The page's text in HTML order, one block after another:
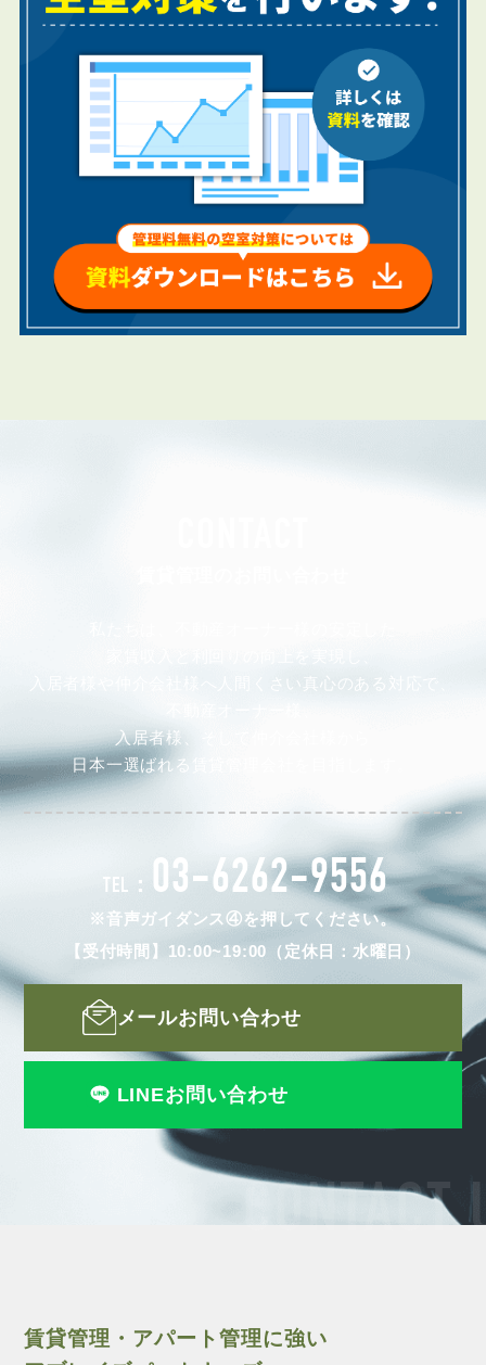
CONTACT
入居者様や仲介会社様へ人間くさい真心のある対応で、
入居者様、そして仲介会社様から
日本一選ばれる賃貸管理会社を目指します。
TEL： 03-6262-9556
※音声ガイダンス④を押してください。
【受付時間】10:00~19:00（定休日：水曜日）
メールお問い合わせ
LINEお問い合わせ
賃貸管理・アパート管理に強い